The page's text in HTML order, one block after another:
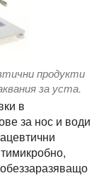
продукти
за уста.
в
за нос и води